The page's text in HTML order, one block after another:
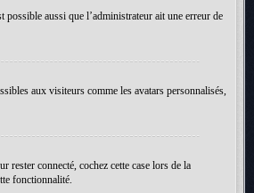
aussi que l’administrateur ait une erreur de
aux visiteurs comme les avatars personnalisés,
rester connecté, cochez cette case lors de la
fonctionnalité.